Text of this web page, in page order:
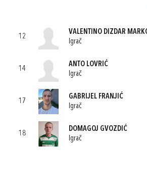
12
VALENTINO DIZDAR
Igrač
14
ANTO LOVRIĆ
Igrač
17
GABRIJEL FRANJIĆ
Igrač
18
DOMAGOJ GVOZDIĆ
Igrač